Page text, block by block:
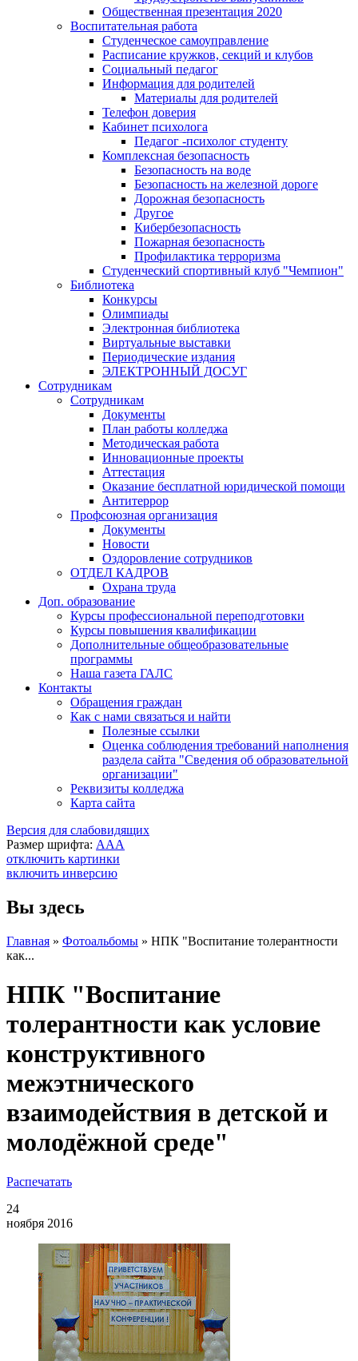
Общественная презентация 2020
Воспитательная работа
Студенческое самоуправление
Расписание кружков, секций и клубов
Социальный педагог
Информация для родителей
Материалы для родителей
Телефон доверия
Кабинет психолога
Педагог -психолог студенту
Комплексная безопасность
Безопасность на воде
Безопасность на железной дороге
Дорожная безопасность
Другое
Кибербезопасность
Пожарная безопасность
Профилактика терроризма
Студенческий спортивный клуб "Чемпион"
Библиотека
Конкурсы
Олимпиады
Электронная библиотека
Виртуальные выставки
Периодические издания
ЭЛЕКТРОННЫЙ ДОСУГ
Сотрудникам
Сотрудникам
Документы
План работы колледжа
Методическая работа
Инновационные проекты
Аттестация
Оказание бесплатной юридической помощи
Антитеррор
Профсоюзная организация
Документы
Новости
Оздоровление сотрудников
ОТДЕЛ КАДРОВ
Охрана труда
Доп. образование
Курсы профессиональной переподготовки
Курсы повышения квалификации
Дополнительные общеобразовательные
программы
Наша газета ГАЛС
Контакты
Обращения граждан
Как с нами связаться и найти
Полезные ссылки
Оценка соблюдения требований наполнения
раздела сайта "Сведения об образовательной
организации"
Реквизиты колледжа
Карта сайта
Версия для слабовидящих
Размер шрифта: AAA
отключить картинки
включить инверсию
Вы здесь
Главная » Фотоальбомы » НПК "Воспитание толерантности
как...
НПК "Воспитание
толерантности как условие
конструктивного
межэтнического
взаимодействия в детской и
молодёжной среде"
Распечатать
24
ноября 2016